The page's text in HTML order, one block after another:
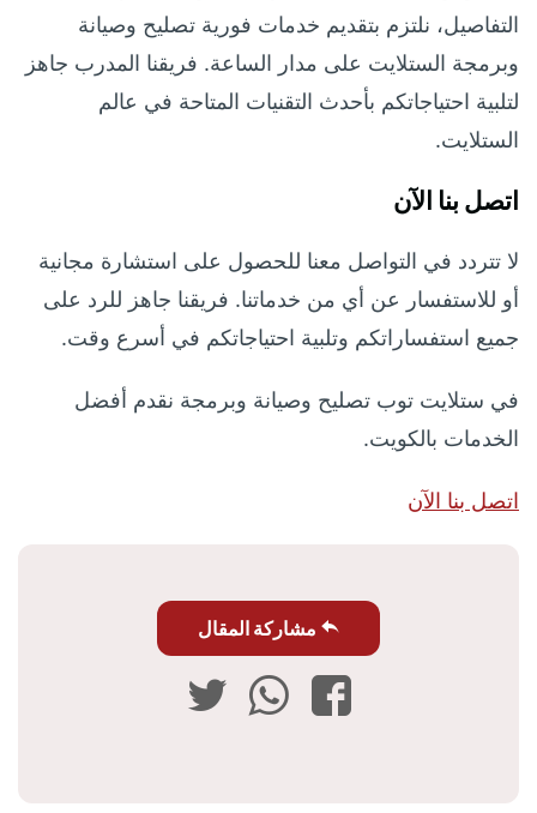
التفاصيل، نلتزم بتقديم خدمات فورية تصليح وصيانة
وبرمجة الستلايت على مدار الساعة. فريقنا المدرب جاهز
لتلبية احتياجاتكم بأحدث التقنيات المتاحة في عالم
الستلايت.
اتصل بنا الآن
لا تتردد في التواصل معنا للحصول على استشارة مجانية
أو للاستفسار عن أي من خدماتنا. فريقنا جاهز للرد على
جميع استفساراتكم وتلبية احتياجاتكم في أسرع وقت.
في ستلايت توب تصليح وصيانة وبرمجة نقدم أفضل
الخدمات بالكويت.
اتصل بنا الآن
مشاركة المقال
فيسبوكواتساب